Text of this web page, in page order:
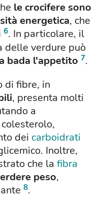
le crocifere sono
energetica, che
6. In particolare, il
delle verdure può
bada l'appetito 7.
di fibre, in
, presenta molti
a
dei carboidrati
Inoltre,
che la fibra
peso,
8.